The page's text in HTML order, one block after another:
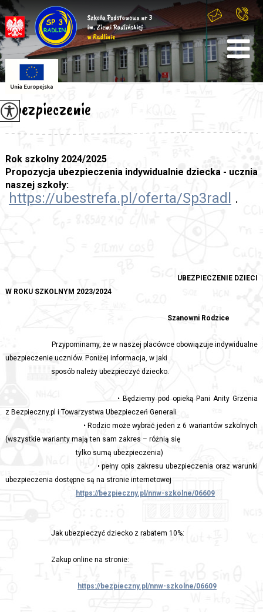
Ubezpieczenie
Rok szkolny 2024/2025
Propozycja ubezpieczenia indywidualnie dziecka - ucznia
naszej szkoły:
https://ubestrefa.pl/oferta/Sp3radl .
UBEZPIECZENIE DZIECI
W ROKU SZKOLNYM 2023/2024
Szanowni Rodzice
Przypominamy, że w naszej placówce obowiązuje indywidualne
ubezpieczenie uczniów. Poniżej informacja, w jaki
sposób należy ubezpieczyć dziecko.
• Będziemy pod opieką Pani Anity Grzenia
z Bezpieczny.pl i Towarzystwa Ubezpieczeń Generali
• Rodzic może wybrać jeden z 6 wariantów szkolnych
(wszystkie warianty mają ten sam zakres – różnią się
tylko sumą ubezpieczenia)
• pełny opis zakresu ubezpieczenia oraz warunki
ubezpieczenia dostępne są na stronie internetowej
https://bezpieczny.pl/nnw-szkolne/06609
Jak ubezpieczyć dziecko z rabatem 10%:
Zakup online na stronie:
https://bezpieczny.pl/nnw-szkolne/06609